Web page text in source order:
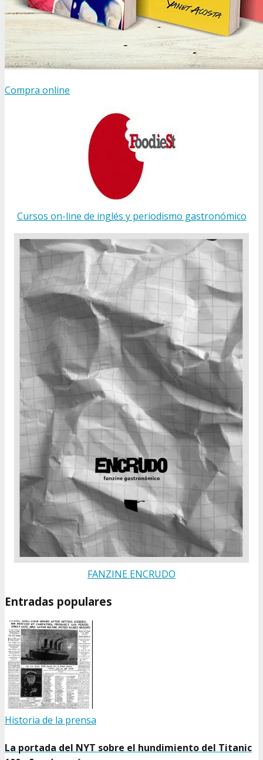
Compra online
Cursos on-line de inglés y periodismo gastronómico
FANZINE ENCRUDO
Entradas populares
Historia de la prensa
La portada del NYT sobre el hundimiento del Titanic